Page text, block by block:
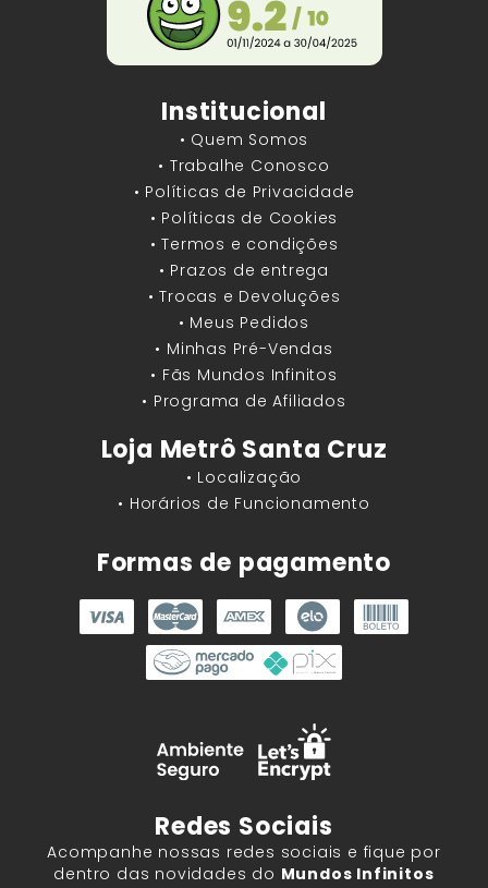
Institucional
• Quem Somos
• Trabalhe Conosco
• Políticas de Privacidade
• Políticas de Cookies
• Termos e condições
• Prazos de entrega
• Trocas e Devoluções
• Meus Pedidos
• Minhas Pré-Vendas
• Fãs Mundos Infinitos
• Programa de Afiliados
Loja Metrô Santa Cruz
• Localização
• Horários de Funcionamento
Formas de pagamento
Redes Sociais
Acompanhe nossas redes sociais e fique por
dentro das novidades do Mundos Infinitos